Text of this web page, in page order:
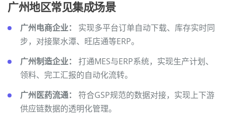
广州地区常见集成场景
广州电商企业：
实现多平台订单自动下载、库存实时同
步，对接聚水潭、旺店通等ERP。
广州制造企业：
打通MES与ERP系统，实现生产计划、
领料、完工汇报的自动化流转。
广州医药流通：
符合GSP规范的数据对接，实现上下游
供应链数据的透明化管理。